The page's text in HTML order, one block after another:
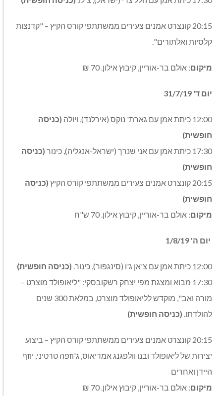
20:15 קונצרט אמנים צעירים ממשתתפי קורס הקיץ – "קדנצות
קלסיות ואלתורים".
מיקום: אולם בר-אוריין, קיבוץ אילון. 70 ₪
יום ד' 31/7/19
12:00 כיתת אמן עם גארת' נוקס (אירלנד), ויולה
(כניסה
חופשית)
17:30 כיתת אמן עם אני שנרך (ישראל-אנגליה), כינור
(כניסה
חופשית)
20:15 קונצרט אמנים צעירים ממשתתפי קורס הקיץ
(כניסה
חופשית)
מיקום: אולם בר-אוריין, קיבוץ אילון. 70 ש"ח
יום ה' 1/8/19
12:00 כיתת אמן עם צ'אן ג'ו (סינגפור), כינור.
(כניסה חופשית)
17:30 מבוא ומצגת מפי יצחק רשקובסקי: "ליאופולד מוצרט –
מורה ואב", מוקדש לליאופולד מוצרט, במלאת 300 שנים
להולדתו. (כניסה חופשית)
20:15 קונצרט אמנים צעירים ממשתתפי קורס הקיץ – ביצוע
יצירות של ליאופולד ובנו וולפגנג אמדיאוס, ג'וזפה טרטיני, יוזף
היידן ואחרים
מיקום: אולם בר-אוריין, קיבוץ אילון. 70 ₪